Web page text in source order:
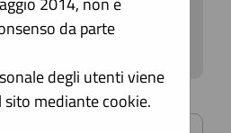
da parte
degli utenti viene
mediante cookie.
sezione è possibile
a contrarre e gli
secondo i tempi previsti
dei contratti.
criterio di ricerca per